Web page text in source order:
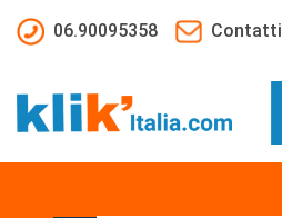
06.90095358
Contatti